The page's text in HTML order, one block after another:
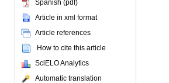
Spanish (pdf)
Article in xml format
Article references
How to cite this article
SciELO Analytics
Automatic translation